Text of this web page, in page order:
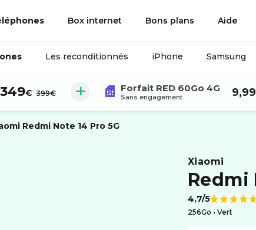
Box internet Bons plans Aide
Les reconditionnés iPhone Samsung
349€ au lieu de :
399€ Forfait RED 60Go 4G
Sans engagement 9,99
Redmi Note 14 Pro 5G
xiaomi
Redmi
Note de
4,7/5
256Go •
vert